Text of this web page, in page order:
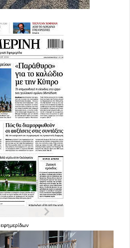
εφημερίδων